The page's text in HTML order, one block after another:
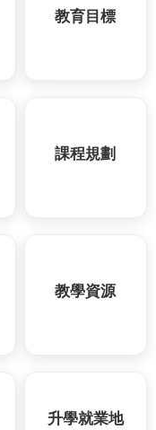
教育目標
課程規劃
教學資源
升學就業地